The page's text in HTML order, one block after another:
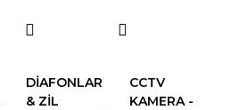
DİAFONLAR
& ZİL
CCTV
KAMERA -